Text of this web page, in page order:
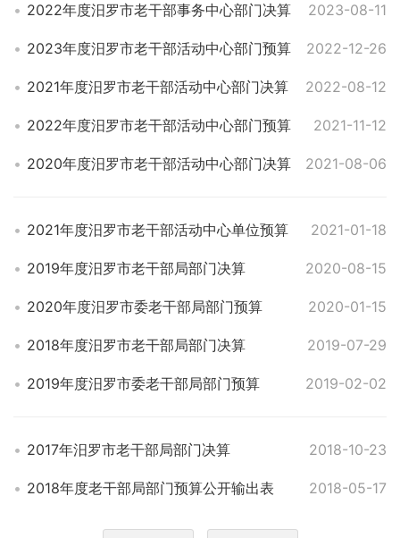
2022年度汨罗市老干部事务中心部门决算 2023-08-11
2023年度汨罗市老干部活动中心部门预算 2022-12-26
2021年度汨罗市老干部活动中心部门决算 2022-08-12
2022年度汨罗市老干部活动中心部门预算 2021-11-12
2020年度汨罗市老干部活动中心部门决算 2021-08-06
2021年度汨罗市老干部活动中心单位预算 2021-01-18
2019年度汨罗市老干部局部门决算 2020-08-15
2020年度汨罗市委老干部局部门预算 2020-01-15
2018年度汨罗市老干部局部门决算 2019-07-29
2019年度汨罗市委老干部局部门预算 2019-02-02
2017年汨罗市老干部局部门决算 2018-10-23
2018年度老干部局部门预算公开输出表 2018-05-17